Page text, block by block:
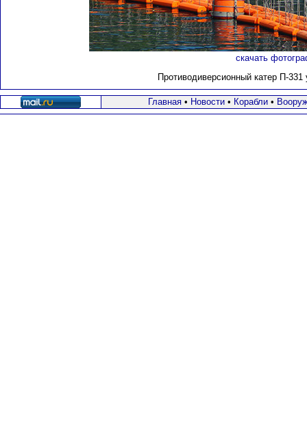
скачать
Противодиверсионный катер П-331
Главная• Новости• Корабли•